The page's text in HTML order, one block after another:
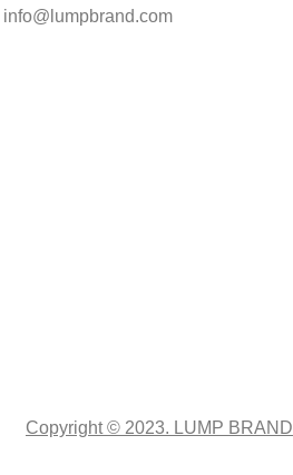
info@lumpbrand.com
Copyright © 2023. LUMP BRAND